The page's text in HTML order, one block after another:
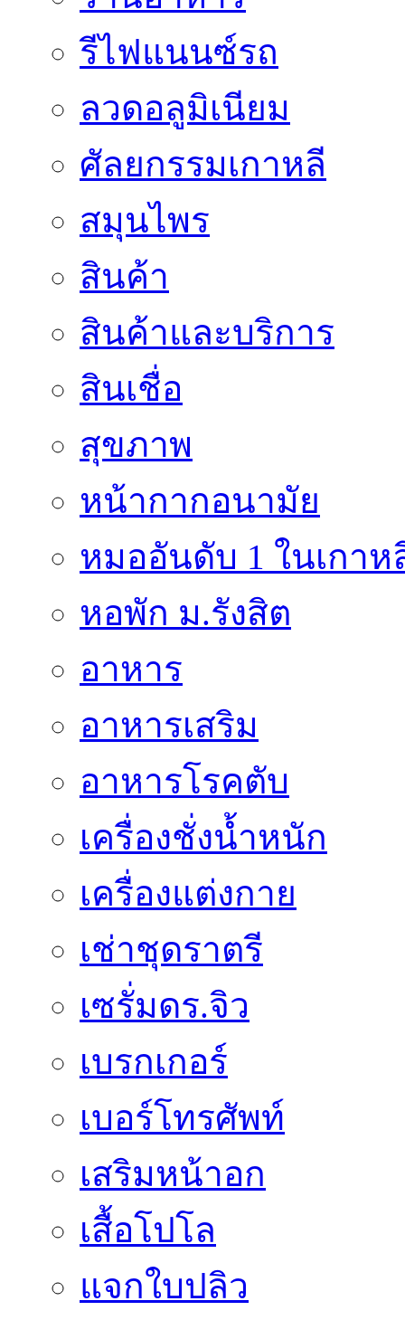
รีไฟแนนซ์รถ
ลวดอลูมิเนียม
ศัลยกรรมเกาหลี
สมุนไพร
สินค้า
สินค้าและบริการ
สินเชื่อ
สุขภาพ
หน้ากากอนามัย
หมออันดับ 1 ในเกาห
หอพัก ม.รังสิต
อาหาร
อาหารเสริม
อาหารโรคตับ
เครื่องชั่งน้ำหนัก
เครื่องแต่งกาย
เช่าชุดราตรี
เซรั่มดร.จิว
เบรกเกอร์
เบอร์โทรศัพท์
เสริมหน้าอก
เสื้อโปโล
แจกใบปลิว